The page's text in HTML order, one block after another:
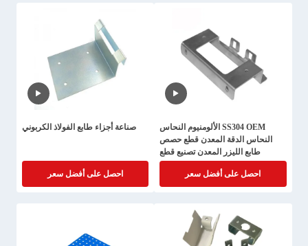
SS304 OEM الألومنيوم النحاس
النحاس الدقة المعدن قطع حصص
طابع الليزر المعدن تصنيع قطع
احصل على أفضل سعر
صناعة أجزاء طابع الفولاذ الكربوني
احصل على أفضل سعر